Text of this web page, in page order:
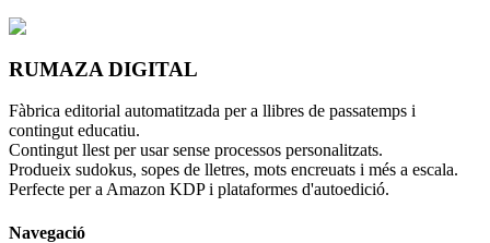
RUMAZA DIGITAL
Fàbrica editorial automatitzada per a llibres de passatemps i
contingut educatiu.
Contingut llest per usar sense processos personalitzats.
Produeix sudokus, sopes de lletres, mots encreuats i més a escala.
Perfecte per a Amazon KDP i plataformes d'autoedició.
Navegació